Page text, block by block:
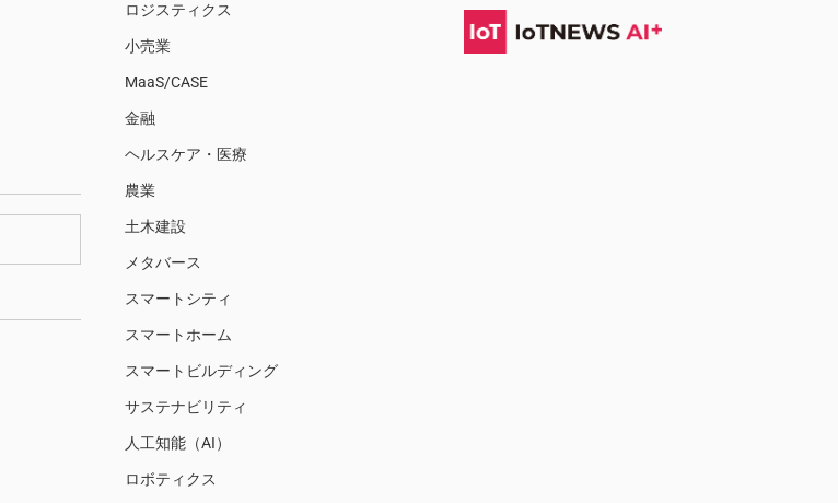
ロジスティクス
小売業
MaaS/CASE
金融
ヘルスケア・医療
農業
土木建設
メタバース
スマートシティ
スマートホーム
スマートビルディング
サステナビリティ
人工知能（AI）
ロボティクス